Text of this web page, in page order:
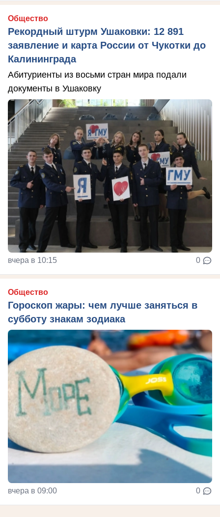
Общество
Рекордный штурм Ушаковки: 12 891
заявление и карта России от Чукотки до
Калининграда
Абитуриенты из восьми стран мира подали
документы в Ушаковку
вчера в 10:15 0
Общество
Гороскоп жары: чем лучше заняться в
субботу знакам зодиака
вчера в 09:00 0